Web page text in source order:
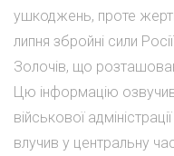
ушкоджень, проте
липня збройні сили
Золочів, що
Цю інформацію
військової
влучив у центральну